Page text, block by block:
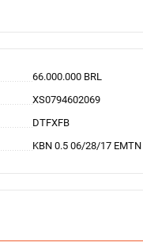
66.000.000 BRL
XS0794602069
DTFXFB
KBN 0.5 06/28/17 EMTN